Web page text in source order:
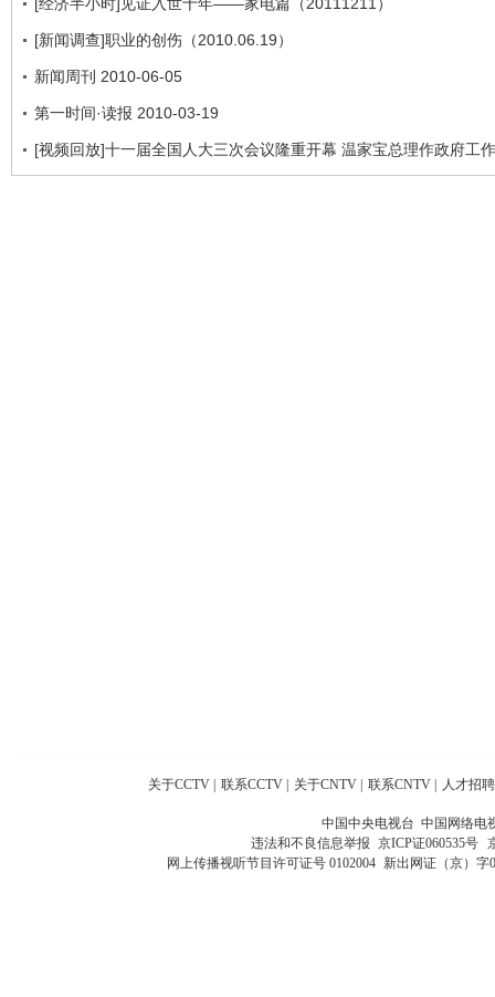
[新闻调查]职业的创伤（2010.06.19）
新闻周刊 2010-06-05
第一时间·读报 2010-03-19
[视频回放]十一届全国人大三次会议隆重开幕 温家宝总理作政府工
关于CCTV 联系CCTV 关于CNTV 联系CNTV 人才招聘
中国中央电视台 中国网络电
违法和不良信息举报 京ICP证060535号
网上传播视听节目许可证号 0102004 新出网证（京）